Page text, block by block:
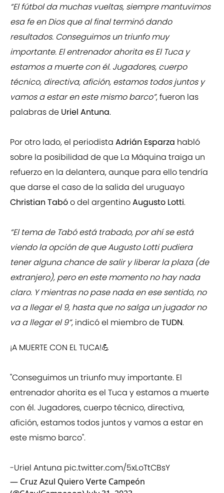
“El fútbol da muchas vueltas, siempre mantuvimos
esa fe en Dios que al final terminó dando
resultados. Conseguimos un triunfo muy
importante. El entrenador ahorita es El Tuca y
estamos a muerte con él. Jugadores, cuerpo
técnico, directiva, afición, estamos todos juntos y
vamos a estar en este mismo barco”, fueron las
palabras de Uriel Antuna.
Por otro lado, el periodista Adrián Esparza habló
sobre la posibilidad de que La Máquina traiga un
refuerzo en la delantera, aunque para ello tendría
que darse el caso de la salida del uruguayo
Christian Tabóo del argentinoAugusto Lotti.
“El tema de Tabó está trabado, por ahí se está
viendo la opción de que Augusto Lotti pudiera
tener alguna chance de salir y liberar la plaza (de
extranjero), pero en este momento no hay nada
claro. Y mientras no pase nada en ese sentido, no
va a llegar el 9, hasta que no salga un jugador no
va a llegar el 9”, indicó el miembro deTUDN.
¡A MUERTE CON EL TUCA!💪
"Conseguimos un triunfo muy importante. El
entrenador ahorita es el Tuca y estamos a muerte
con él. Jugadores, cuerpo técnico, directiva,
afición, estamos todos juntos y vamos a estar en
este mismo barco".
-Uriel Antuna pic.twitter.com/5xLoTtCBsY
— Cruz Azul Quiero Verte Campeón